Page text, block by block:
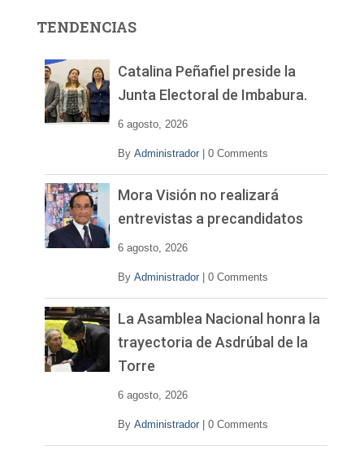
d
TENDENCIAS
Catalina Peñafiel preside la
Junta Electoral de Imbabura.
6 agosto, 2026
By Administrador 0 Comments
Mora Visión no realizará
entrevistas a precandidatos
6 agosto, 2026
By Administrador 0 Comments
La Asamblea Nacional honra la
trayectoria de Asdrúbal de la
Torre
6 agosto, 2026
By Administrador 0 Comments